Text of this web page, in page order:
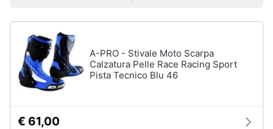
home
Videogiochi
Audio
uomo
Cravatta
Piumino
uomo
A-PRO - Stivale Moto Scarpa
Calzatura Pelle Race Racing Sport
Pista Tecnico Blu 46
€ 61,00